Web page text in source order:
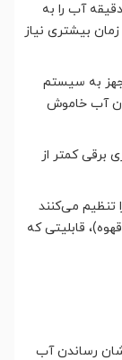
کتری برقی ۲ تا ۴ دقیقه آب را به
بیشتری نیاز
به سیستم
آب خاموش
برقی کمتر از
تنظیم می‌کنند
۹۵ درجه برای قهوه)، قابلیتی که
رساندن آب